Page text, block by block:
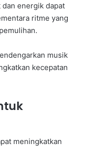
energik dapat
ritme yang
musik
kecepatan
meningkatkan